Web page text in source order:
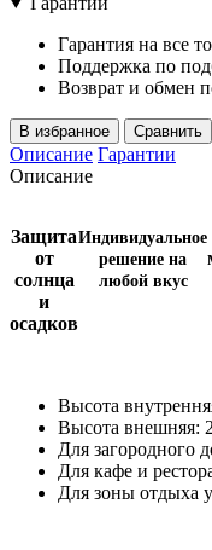
Гарантия на все
Поддержка по
Возврат и обмен
В избранное Сравнить
Описание Гарантии
Описание
Защита
от
солнца
и
осадков
Индивидуальное
решение на
любой вкус
Высота
Высота внешняя:
Для загородного
Для кафе и
Для зоны отдыха